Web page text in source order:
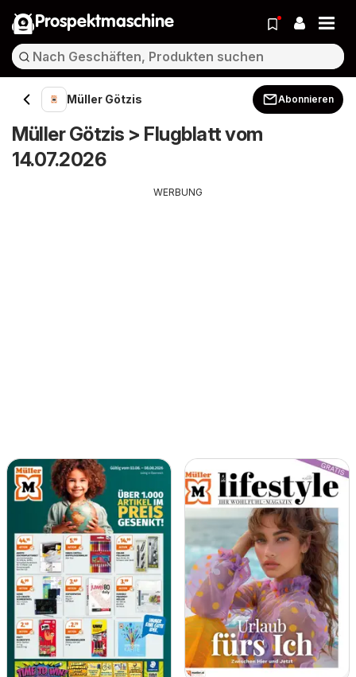
Prospektmaschine
Müller Götzis Abonnieren
Müller Götzis > Flugblatt vom
14.07.2026
WERBUNG